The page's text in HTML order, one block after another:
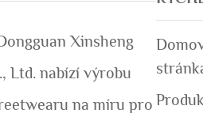
Xinsheng
Ltd. nabízí výrobu
na míru pro